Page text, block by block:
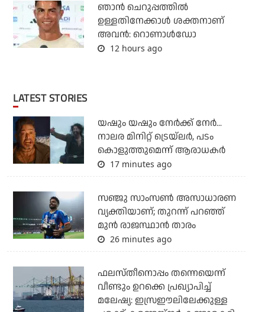
ഞാന്‍ ചെറുപ്പത്തില്‍
ഉള്ളതിനേക്കാള്‍ ശക്തനാണ്
അവന്‍: റൊണാള്‍ഡോ
12 hours ago
LATEST STORIES
യഷും യഷും നേര്‍ക്ക് നേര്‍...
നാലര മിനിറ്റ് ട്രെയ്‌ലര്‍, പടം
കൊളുത്തുമെന്ന് ആരാധകര്‍
17 minutes ago
സഞ്ജു സാംസണ്‍ അസാധാരണ
വ്യക്തിയാണ്; തുറന്ന് പറഞ്ഞ്
മുന്‍ രാജസ്ഥാന്‍ താരം
26 minutes ago
ഫലസ്തീനൊപ്പം തന്നെയെന്ന്
വീണ്ടും ഉറക്കെ പ്രഖ്യാപിച്ച്
മലേഷ്യ: ഇസ്രഈലിലേക്കുള്ള